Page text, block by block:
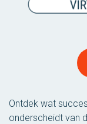
Ontdek wat
onderscheidt van